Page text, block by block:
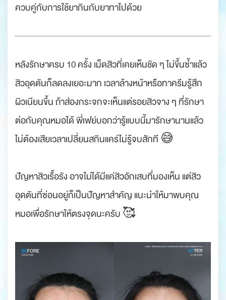
ควบคู่กับการใช้ยากินกับยาทาไปด้วย
หลังรักษาครบ 10 ครั้ง เม็ดสิวที่เคยเห็นชัด ๆ ไม่ขึ้นซ้ำแล้ว
สิวอุดตันก็ลดลงเยอะมาก เวลาล้างหน้าหรือทาครีมรู้สึก
ผิวเนียนขึ้น ถ้าส่องกระจกจะเห็นแต่รอยสิวจาง ๆ ที่รักษา
ต่อกับคุณหมอได้ พี่เฟย์บอกว่ารู้แบบนี้มารักษานานแล้ว
ไม่ต้องเสียเวลาเปลี่ยนสกินแคร์ไม่รู้จบสักที 😅
ปัญหาสิวเรื้อรัง อาจไม่ได้มีแค่สิวอักเสบที่มองเห็น แต่สิว
อุดตันที่ซ่อนอยู่ก็เป็นปัญหาสำคัญ แนะนำให้มาพบคุณ
หมอเพื่อรักษาให้ตรงจุดนะครับ 🥰